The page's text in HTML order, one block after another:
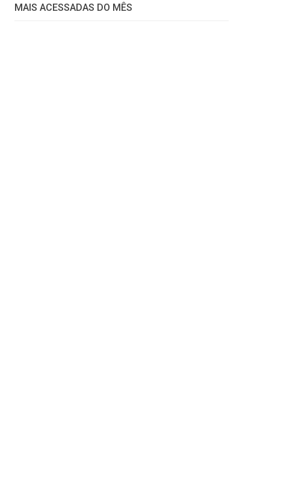
MAIS ACESSADAS DO MÊS